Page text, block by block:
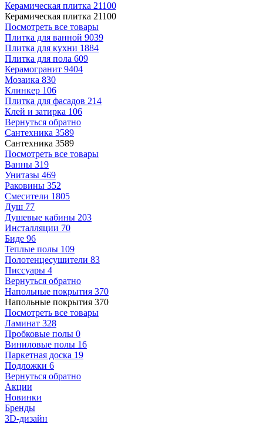
Керамическая плитка 21100
Керамическая плитка 21100
Посмотреть все товары
Плитка для ванной 9039
Плитка для кухни 1884
Плитка для пола 609
Керамогранит 9404
Мозаика 830
Клинкер 106
Плитка для фасадов 214
Клей и затирка 106
Вернуться обратно
Сантехника 3589
Сантехника 3589
Посмотреть все товары
Ванны 319
Унитазы 469
Раковины 352
Смесители 1805
Душ 77
Душевые кабины 203
Инсталляции 70
Биде 96
Теплые полы 109
Полотенцесушители 83
Писсуары 4
Вернуться обратно
Напольные покрытия 370
Напольные покрытия 370
Посмотреть все товары
Ламинат 328
Пробковые полы 0
Виниловые полы 16
Паркетная доска 19
Подложки 6
Вернуться обратно
Акции
Новинки
Бренды
3D-дизайн